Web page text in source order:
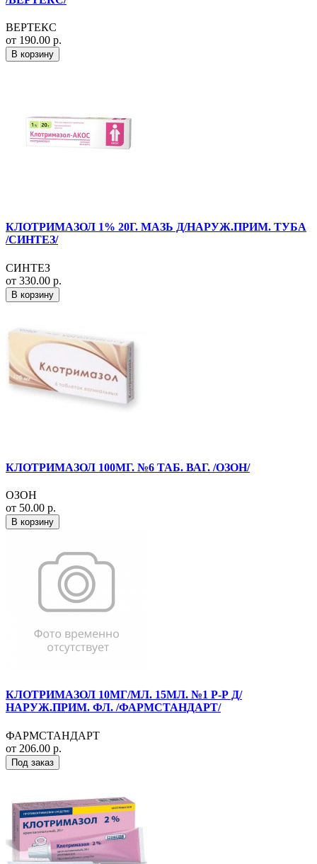
ВЕРТЕКС
от 190.00 р.
В корзину
КЛОТРИМАЗОЛ 1% 20Г. МАЗЬ Д/НАРУЖ.ПРИМ. ТУБА
/СИНТЕЗ/
СИНТЕЗ
от 330.00 р.
В корзину
КЛОТРИМАЗОЛ 100МГ. №6 ТАБ. ВАГ. /ОЗОН/
ОЗОН
от 50.00 р.
В корзину
КЛОТРИМАЗОЛ 10МГ/МЛ. 15МЛ. №1 Р-Р Д/
НАРУЖ.ПРИМ. ФЛ. /ФАРМСТАНДАРТ/
ФАРМСТАНДАРТ
от 206.00 р.
Под заказ